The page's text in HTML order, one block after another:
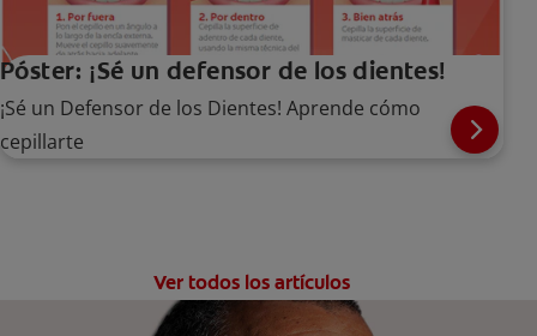
Póster: ¡Sé un defensor de los dientes!
¡Sé un Defensor de los Dientes! Aprende cómo
cepillarte
Ver todos los artículos